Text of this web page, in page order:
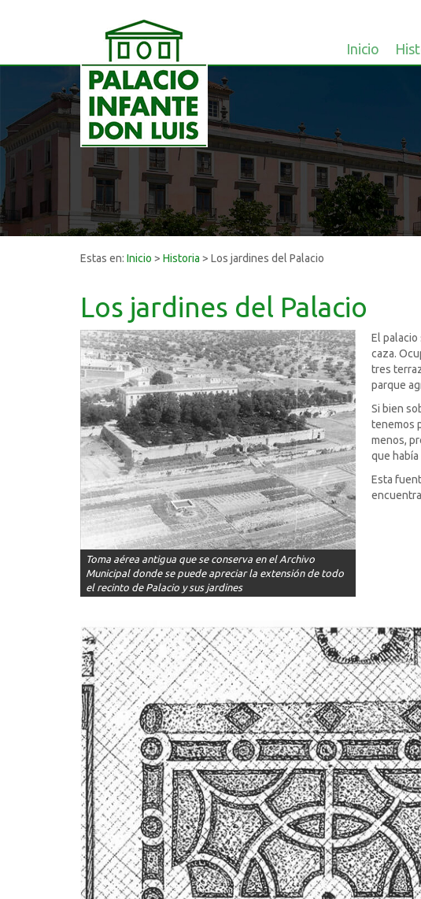
Inicio
Estas en: Inicio > Historia > Los jardines del Palacio
Los jardines del Palacio
Toma aérea antigua que se conserva en el Archivo
Municipal donde se puede apreciar la extensión de todo
el recinto de Palacio y sus jardines
El
caza.
tres
parque
Si bien
tenemos
menos,
que
Esta